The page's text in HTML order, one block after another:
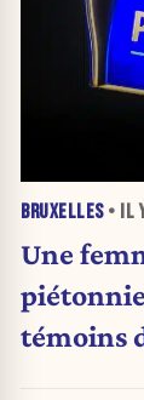
BRUXELLES• IL
Une
témoins